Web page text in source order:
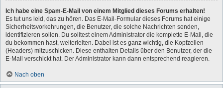
Ich habe eine Spam-E-Mail von einem Mitglied dieses Forums erhalten!
Es tut uns leid, das zu hören. Das E-Mail-Formular dieses Forums hat einige
Sicherheitsvorkehrungen, die Benutzer, die solche Nachrichten senden,
identifizieren sollen. Du solltest einem Administrator die komplette E-Mail, die
du bekommen hast, weiterleiten. Dabei ist es ganz wichtig, die Kopfzeilen
(Headers) mitzuschicken. Diese enthalten Details über den Benutzer, der die
E-Mail verschickt hat. Der Administrator kann dann entsprechend reagieren.
Nach oben